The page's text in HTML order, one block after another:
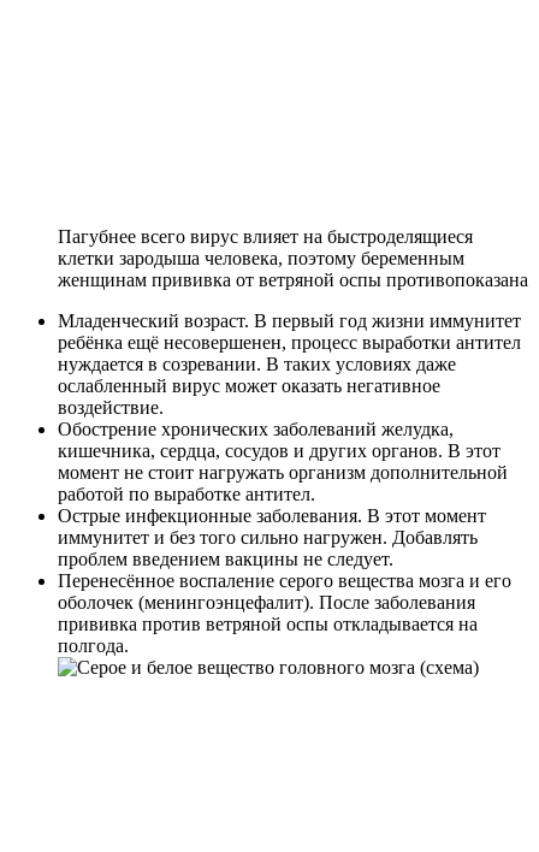
Пагубнее всего вирус влияет на быстроделящиеся
клетки зародыша человека, поэтому беременным
женщинам прививка от ветряной оспы противопоказана
Младенческий возраст. В первый год жизни иммунитет
ребёнка ещё несовершенен, процесс выработки антител
нуждается в созревании. В таких условиях даже
ослабленный вирус может оказать негативное
воздействие.
Обострение хронических заболеваний желудка,
кишечника, сердца, сосудов и других органов. В этот
момент не стоит нагружать организм дополнительной
работой по выработке антител.
Острые инфекционные заболевания. В этот момент
иммунитет и без того сильно нагружен. Добавлять
проблем введением вакцины не следует.
Перенесённое воспаление серого вещества мозга и его
оболочек (менингоэнцефалит). После заболевания
прививка против ветряной оспы откладывается на
полгода.